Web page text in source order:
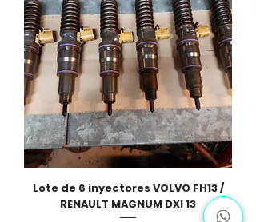
Lote de 6 inyectores VOLVO FH13 /
RENAULT MAGNUM DXI 13